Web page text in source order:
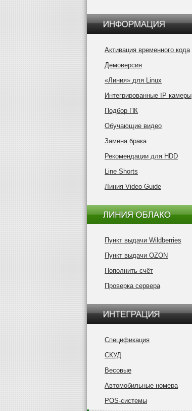
Активация временного кода
Демоверсия
«Линия» для Linux
Интегрированные IP камеры
Подбор ПК
Обучающие видео
Замена брака
Рекомендации для HDD
Line Shorts
Линия Video Guide
Пункт выдачи Wildberries
Пункт выдачи OZON
Пополнить счёт
Проверка сервера
Спецификация
СКУД
Весовые
Автомобильные номера
POS-системы